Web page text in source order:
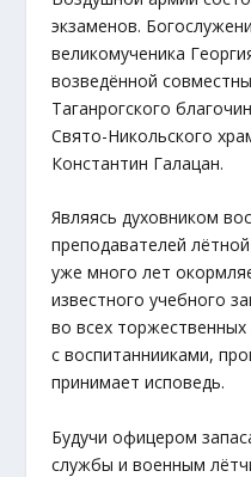
экзаменов.
великомученика
возведённой
Таганрогского
Свято-Никольского
Константин Галацан.
Являясь духовником
преподавателей
уже много лет
известного учебного
во всех
с воспитаннииками,
принимает исповедь.
Будучи офицером
службы и военным